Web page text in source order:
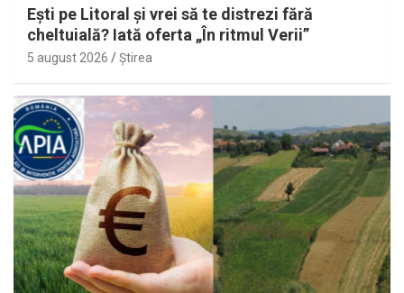
Eşti pe Litoral şi vrei să te distrezi fără
cheltuială? Iată oferta „În ritmul Verii”
5 august 2026 Ştirea